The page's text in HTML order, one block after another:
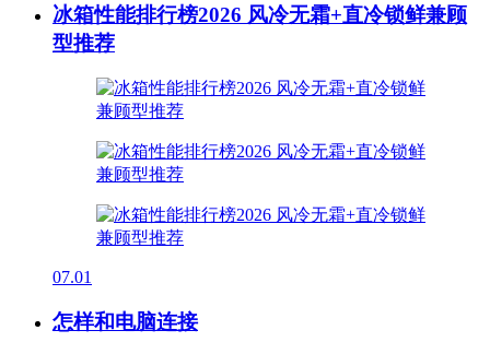
冰箱性能排行榜2026 风冷无霜+直冷锁鲜兼顾
型推荐
07.01
怎样和电脑连接